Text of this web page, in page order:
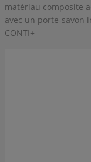
matériau composite
avec un porte-savon
CONTI+